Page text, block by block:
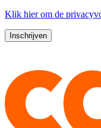
Klik hierom de